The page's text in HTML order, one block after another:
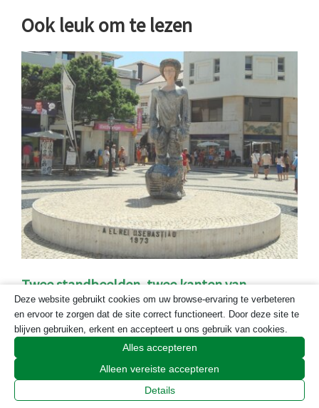
Ook leuk om te lezen
Twee standbeelden, twee kanten van
Portugal
Deze website gebruikt cookies om uw browse-ervaring te verbeteren
en ervoor te zorgen dat de site correct functioneert. Door deze site te
blijven gebruiken, erkent en accepteert u ons gebruik van cookies.
Alles accepteren
Alleen vereiste accepteren
Details